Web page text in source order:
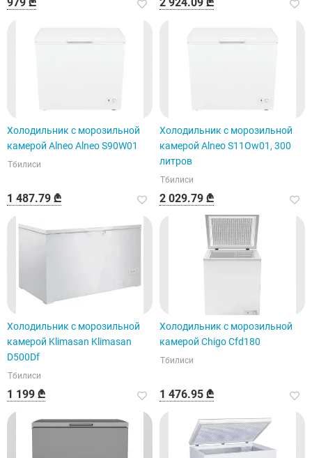
Холодильник с морозильной
камерой Alneo Alneo S90W01
Тбилиси
1 487.79 ₾
Холодильник с морозильной
камерой Alneo S11Ow01, 300
литров
Тбилиси
2 029.79 ₾
Холодильник с морозильной
камерой Klimasan Klimasan
D500Df
Тбилиси
1 199 ₾
Холодильник с морозильной
камерой Chigo Cfd180
Тбилиси
1 476.95 ₾